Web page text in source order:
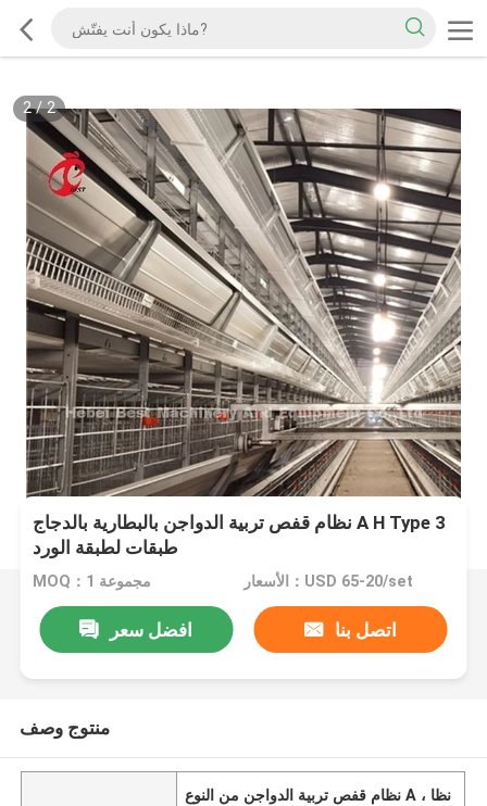
2/2
نظام قفص تربية الدواجن بالبطارية بالدجاج A H Type 3
طبقات لطبقة الورد
MOQ：1 مجموعة الأسعار：USD 65-20/set
افضل سعر اتصل بنا
منتوج وصف
نظام قفص تربية الدواجن من النوع A ، نظا